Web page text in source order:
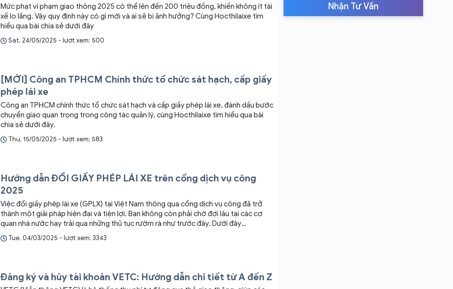
Nhận Tư Vấn
Mức phạt vi phạm giao thông 2025 có thể lên đến 200 triệu đồng, khiến không ít tài
xế lo lắng. Vậy quy định này có gì mới và ai sẽ bị ảnh hưởng? Cùng Họcthilaixe tìm
hiểu qua bài chia sẻ dưới đây
Sat, 24/05/2025 - lượt xem: 500
[MỚI] Công an TPHCM Chính thức tổ chức sát hạch, cấp giấy
phép lái xe
Công an TPHCM chính thức tổ chức sát hạch và cấp giấy phép lái xe, đánh dấu bước
chuyển giao quan trọng trong công tác quản lý, cùng Hocthilaixe tìm hiểu qua bài
chia sẻ dưới đây.
Thu, 15/05/2025 - lượt xem: 583
Hướng dẫn ĐỔI GIẤY PHÉP LÁI XE trên cổng dịch vụ công
2025
Việc đổi giấy phép lái xe (GPLX) tại Việt Nam thông qua cổng dịch vụ công đã trở
thành một giải pháp hiện đại và tiện lợi. Bạn không còn phải chờ đợi lâu tại các cơ
quan nhà nước hay trải qua những thủ tục rườm rà như trước đây. Dưới đây
hiện việc đổi GPLX một cách nhanh chóng và an toàn.
Tue, 04/03/2025 - lượt xem: 3343
Đăng ký và hủy tài khoản VETC: Hướng dẫn chi tiết từ A đến Z